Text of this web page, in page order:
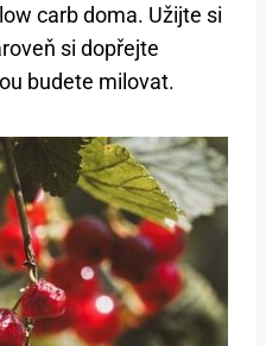
carb‍ doma. ⁣Užijte si
si dopřejte
budete milovat.